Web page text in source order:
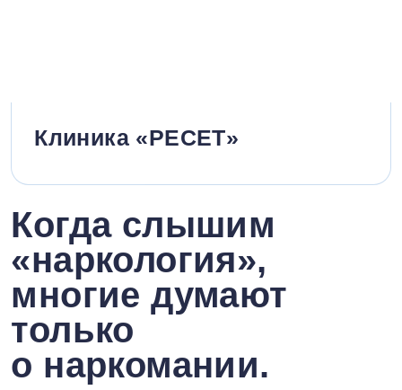
Клиника «РЕСЕТ»
Когда слышим
«наркология»,
многие думают
только
о наркомании.